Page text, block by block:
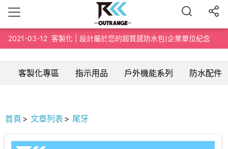
2021-03-12 客製化 | 設計屬於您的超質感防水包(企業單位紀念
客製化專區 指示用品 戶外機能系列 防水配件
首頁 文章列表 尾牙